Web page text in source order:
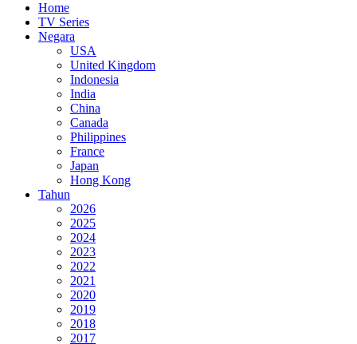
Home
TV Series
Negara
USA
United Kingdom
Indonesia
India
China
Canada
Philippines
France
Japan
Hong Kong
Tahun
2026
2025
2024
2023
2022
2021
2020
2019
2018
2017